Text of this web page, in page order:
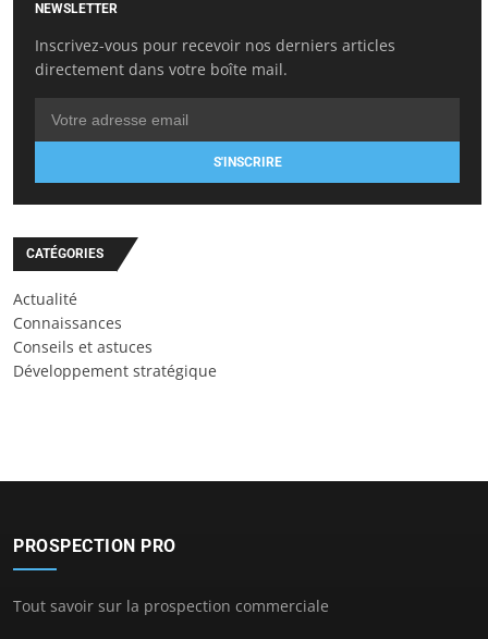
NEWSLETTER
Inscrivez-vous pour recevoir nos derniers articles
directement dans votre boîte mail.
S'INSCRIRE
CATÉGORIES
Actualité
Connaissances
Conseils et astuces
Développement stratégique
PROSPECTION PRO
Tout savoir sur la prospection commerciale